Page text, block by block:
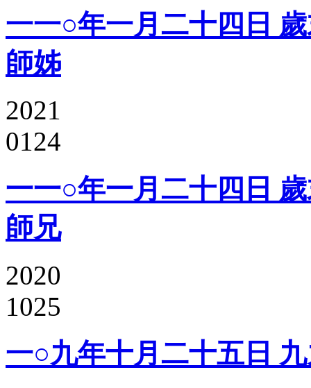
一一○年一月二十四日
師姊
2021
0124
一一○年一月二十四日
師兄
2020
1025
一○九年十月二十五日